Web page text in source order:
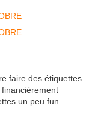
faire des étiquettes
un peu fun